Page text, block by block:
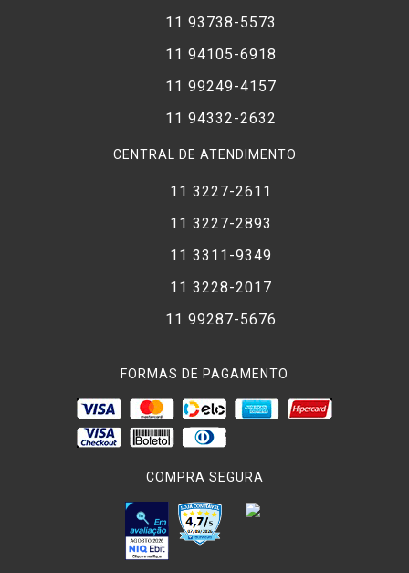
11 93738-5573
11 94105-6918
11 99249-4157
11 94332-2632
CENTRAL DE ATENDIMENTO
11 3227-2611
11 3227-2893
11 3311-9349
11 3228-2017
11 99287-5676
FORMAS DE PAGAMENTO
COMPRA SEGURA